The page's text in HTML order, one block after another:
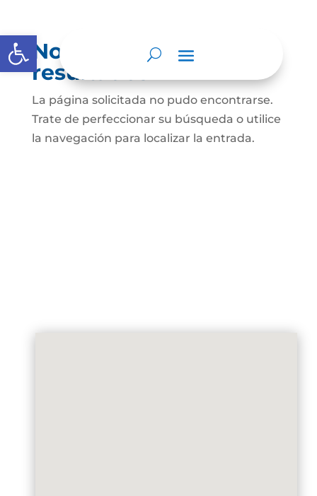
Abrir barra de herramientas
No se encontraron
resultados
La página solicitada no pudo encontrarse.
Trate de perfeccionar su búsqueda o utilice
la navegación para localizar la entrada.